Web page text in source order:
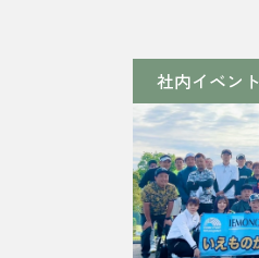
社内イベント